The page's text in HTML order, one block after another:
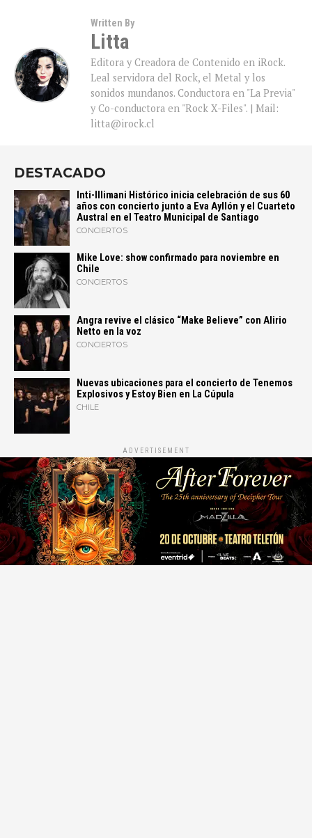
Written By
Litta
Editora y Creadora de Contenido en iRock.
Leal servidora del Rock, el Metal y los
sonidos mundanos. Conductora en "La Previa"
y Co-conductora en "Rock X-Files". | Mail:
litta@irock.cl
DESTACADO
Inti-Illimani Histórico inicia celebración de sus 60
años con concierto junto a Eva Ayllón y el Cuarteto
Austral en el Teatro Municipal de Santiago
CONCIERTOS
Mike Love: show confirmado para noviembre en
Chile
CONCIERTOS
Angra revive el clásico “Make Believe” con Alirio
Netto en la voz
CONCIERTOS
Nuevas ubicaciones para el concierto de Tenemos
Explosivos y Estoy Bien en La Cúpula
CHILE
ADVERTISEMENT